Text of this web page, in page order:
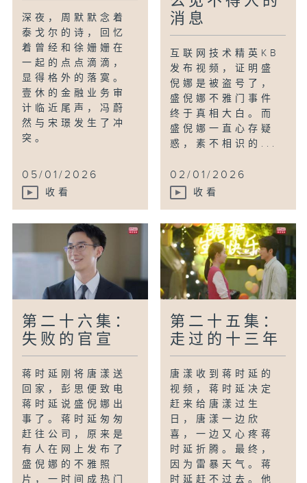
深夜，周默默念着
泰戈尔的诗，回忆
着曾经和徐姗姗在
一起的点点滴滴，
显得格外的落寞。
壹休的金融业务审
计临近尾声，冯蔚
然与宋璟发生了冲
突。
05/01/2026
收看
消息
互联网技术精英KB
发布视频，证明盛
倪娜是被盗号了，
盛倪娜不雅门事件
终于真相大白。而
盛倪娜一直心存疑
惑，素不相识的...
02/01/2026
收看
第二十六集：
失败的官宣
蒋时延刚将唐漾送
回家，彭思便致电
蒋时延说盛倪娜出
事了。蒋时延匆匆
赶往公司，原来是
有人在网上发布了
盛倪娜的不雅照
片，一时间成热门
第二十五集：
走过的十三年
唐漾收到蒋时延的
视频，蒋时延决定
赶来给唐漾过生
日，唐漾一边欣
喜，一边又心疼蒋
时延折腾。最终，
因为雷暴天气。蒋
时延赶不过去。他